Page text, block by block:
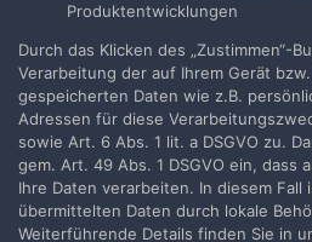
Filmvorführer.de via Google
Sprache
Impressum /
Realisierung: IN-
Powered by Invision
Produktentwicklungen
Durch das Klicken des „Zustimmen“-
Verarbeitung der auf Ihrem Gerät
gespeicherten Daten wie z.B.
Adressen für diese
sowie Art. 6 Abs. 1 lit. a DSGVO zu.
gem. Art. 49 Abs. 1 DSGVO ein, dass
Ihre Daten verarbeiten. In diesem Fall
übermittelten Daten durch lokale
Weiterführende Details finden Sie in